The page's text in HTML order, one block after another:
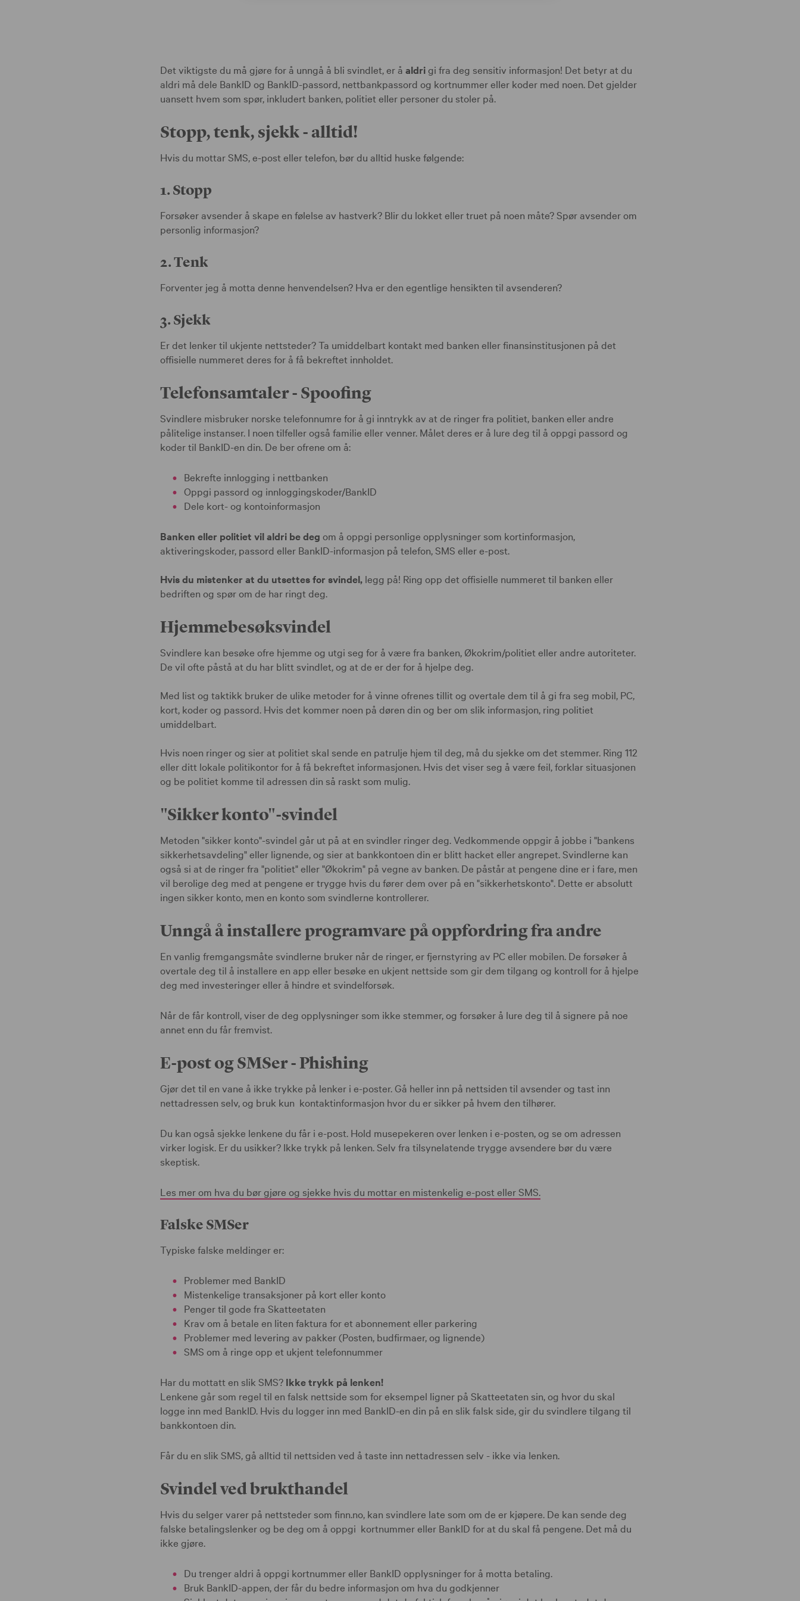
Det viktigste du må gjøre for å unngå å bli svindlet, er å aldrigi fra deg sensitiv informasjon! Det betyr at du
aldri må dele BankID og BankID-passord, nettbankpassord og kortnummer eller koder med noen. Det gjelder
uansett hvem som spør, inkludert banken, politiet eller personer du stoler på.
Stopp, tenk, sjekk - alltid!
Hvis du mottar SMS, e-post eller telefon, bør du alltid huske følgende:
1. Stopp
Forsøker avsender å skape en følelse av hastverk? Blir du lokket eller truet på noen måte? Spør avsender om
personlig informasjon?
2. Tenk
Forventer jeg å motta denne henvendelsen? Hva er den egentlige hensikten til avsenderen?
3. Sjekk
Er det lenker til ukjente nettsteder? Ta umiddelbart kontakt med banken eller finansinstitusjonen på det
offisielle nummeret deres for å få bekreftet innholdet.
Telefonsamtaler - Spoofing
Svindlere misbruker norske telefonnumre for å gi inntrykk av at de ringer fra politiet, banken eller andre
pålitelige instanser. I noen tilfeller også familie eller venner. Målet deres er å lure deg til å oppgi passord og
koder til BankID-en din. De ber ofrene om å:
Bekrefte innlogging i nettbanken
Oppgi passord og innloggingskoder/BankID
Dele kort- og kontoinformasjon
Banken eller politiet vil aldri be deg om å oppgi personlige opplysninger som kortinformasjon,
aktiveringskoder, passord eller BankID-informasjon på telefon, SMS eller e-post.
Hvis du mistenker at du utsettes for svindel, legg på! Ring opp det offisielle nummeret til banken eller
bedriften og spør om de har ringt deg.
Hjemmebesøksvindel
Svindlere kan besøke ofre hjemme og utgi seg for å være fra banken, Økokrim/politiet eller andre autoriteter.
De vil ofte påstå at du har blitt svindlet, og at de er der for å hjelpe deg.
Med list og taktikk bruker de ulike metoder for å vinne ofrenes tillit og overtale dem til å gi fra seg mobil, PC,
kort, koder og passord. Hvis det kommer noen på døren din og ber om slik informasjon, ring politiet
umiddelbart.
Hvis noen ringer og sier at politiet skal sende en patrulje hjem til deg, må du sjekke om det stemmer. Ring 112
eller ditt lokale politikontor for å få bekreftet informasjonen. Hvis det viser seg å være feil, forklar situasjonen
og be politiet komme til adressen din så raskt som mulig.
"Sikker konto"-svindel
Metoden "sikker konto"-svindel går ut på at en svindler ringer deg. Vedkommende oppgir å jobbe i "bankens
sikkerhetsavdeling" eller lignende, og sier at bankkontoen din er blitt hacket eller angrepet. Svindlerne kan
også si at de ringer fra "politiet" eller "Økokrim" på vegne av banken. De påstår at pengene dine er i fare, men
vil berolige deg med at pengene er trygge hvis du fører dem over på en "sikkerhetskonto". Dette er absolutt
ingen sikker konto, men en konto som svindlerne kontrollerer.
Unngå å installere programvare på oppfordring fra andre
En vanlig fremgangsmåte svindlerne bruker når de ringer, er fjernstyring av PC eller mobilen. De forsøker å
overtale deg til å installere en app eller besøke en ukjent nettside som gir dem tilgang og kontroll for å hjelpe
deg med investeringer eller å hindre et svindelforsøk.
Når de får kontroll, viser de deg opplysninger som ikke stemmer, og forsøker å lure deg til å signere på noe
annet enn du får fremvist.
E-post og SMSer - Phishing
Gjør det til en vane å ikke trykke på lenker i e-poster. Gå heller inn på nettsiden til avsender og tast inn
nettadressen selv, og bruk kun kontaktinformasjon hvor du er sikker på hvem den tilhører.
Du kan også sjekke lenkene du får i e-post. Hold musepekeren over lenken i e-posten, og se om adressen
virker logisk. Er du usikker? Ikke trykk på lenken. Selv fra tilsynelatende trygge avsendere bør du være
skeptisk.
Les mer om hva du bør gjøre og sjekke hvis du mottar en mistenkelig e-post eller SMS.
Falske SMSer
Typiske falske meldinger er:
Problemer med BankID
Mistenkelige transaksjoner på kort eller konto
Penger til gode fra Skatteetaten
Krav om å betale en liten faktura for et abonnement eller parkering
Problemer med levering av pakker (Posten, budfirmaer, og lignende)
SMS om å ringe opp et ukjent telefonnummer
Har du mottatt en slik SMS? Ikke trykk på lenken!
Lenkene går som regel til en falsk nettside som for eksempel ligner på Skatteetaten sin, og hvor du skal
logge inn med BankID. Hvis du logger inn med BankID-en din på en slik falsk side, gir du svindlere tilgang til
bankkontoen din.
Får du en slik SMS, gå alltid til nettsiden ved å taste inn nettadressen selv - ikke via lenken.
Svindel ved brukthandel
Hvis du selger varer på nettsteder som finn.no, kan svindlere late som om de er kjøpere. De kan sende deg
falske betalingslenker og be deg om å oppgi kortnummer eller BankID for at du skal få pengene. Det må du
ikke gjøre.
Du trenger aldri å oppgi kortnummer eller BankID opplysninger for å motta betaling.
Bruk BankID-appen, der får du bedre informasjon om hva du godkjenner